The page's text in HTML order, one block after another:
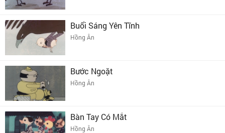
Buổi Sáng Yên Tĩnh
Hồng Ân
Bước Ngoặt
Hồng Ân
Bàn Tay Có Mắt
Hồng Ân